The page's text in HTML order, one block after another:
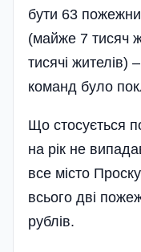
бути 63
(майже 7 тисяч
тисячі
команд було
Що стосується
на рік не
все місто
всього дві
рублів.